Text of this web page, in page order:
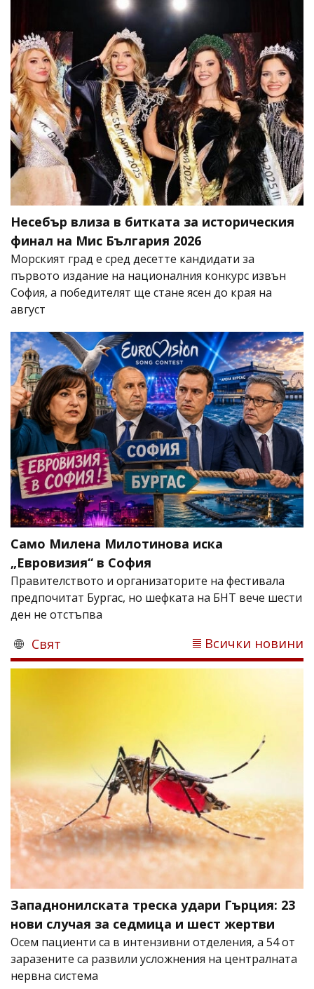
Несебър влиза в битката за историческия
финал на Мис България 2026
Морският град е сред десетте кандидати за
първото издание на националния конкурс извън
София, а победителят ще стане ясен до края на
август
Само Милена Милотинова иска
„Евровизия“ в София
Правителството и организаторите на фестивала
предпочитат Бургас, но шефката на БНТ вече шести
ден не отстъпва
Свят Всички новини
Западнонилската треска удари Гърция: 23
нови случая за седмица и шест жертви
Осем пациенти са в интензивни отделения, а 54 от
заразените са развили усложнения на централната
нервна система